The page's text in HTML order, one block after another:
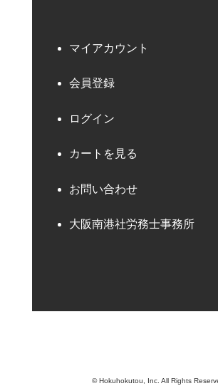
マイアカウント
会員登録
ログイン
カートを見る
お問い合わせ
大阪南港社労務士事務所
© Hokuhokutou, Inc. All Rights